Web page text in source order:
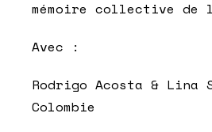
mémoire collective de
Avec :
Rodrigo Acosta & Lina
Colombie